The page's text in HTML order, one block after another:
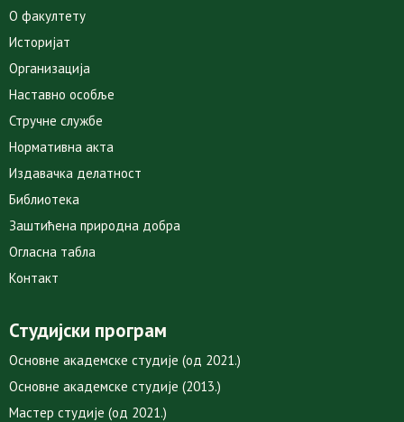
О факултету
Историјат
Организација
Наставно особље
Стручне службе
Нормативна акта
Издавачка делатност
Библиотека
Заштићена природна добра
Огласна табла
Контакт
Студијски програм
Основне академске студије (од 2021.)
Основне академске студије (2013.)
Мастер студије (од 2021.)